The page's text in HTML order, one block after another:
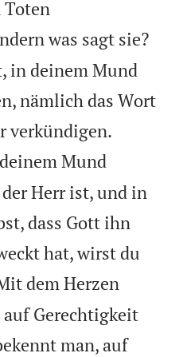
was sagt sie?
in deinem Mund
nämlich das Wort
verkündigen.
Mund
der Herr ist, und in
dass Gott ihn
hat, wirst du
dem Herzen
Gerechtigkeit
man, auf